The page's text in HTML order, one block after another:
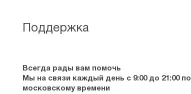
Поддержка
Всегда рады вам помочь
Мы на связи каждый день с 9:00 до 21:00 по
московскому времени